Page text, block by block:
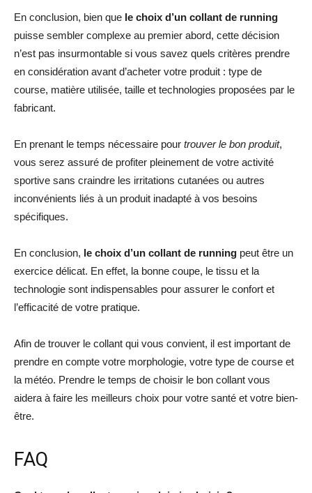
En conclusion, bien que le choix d’un collant de running
puisse sembler complexe au premier abord, cette décision
n’est pas insurmontable si vous savez quels critères prendre
en considération avant d’acheter votre produit : type de
course, matière utilisée, taille et technologies proposées par le
fabricant.
En prenant le temps nécessaire pour trouver le bon produit,
vous serez assuré de profiter pleinement de votre activité
sportive sans craindre les irritations cutanées ou autres
inconvénients liés à un produit inadapté à vos besoins
spécifiques.
En conclusion, le choix d’un collant de running peut être un
exercice délicat. En effet, la bonne coupe, le tissu et la
technologie sont indispensables pour assurer le confort et
l’efficacité de votre pratique.
Afin de trouver le collant qui vous convient, il est important de
prendre en compte votre morphologie, votre type de course et
la météo. Prendre le temps de choisir le bon collant vous
aidera à faire les meilleurs choix pour votre santé et votre bien-
être.
FAQ